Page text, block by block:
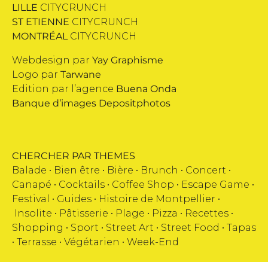
LILLE CITYCRUNCH
ST ETIENNE CITYCRUNCH
MONTRÉALCITYCRUNCH
Webdesign par Yay Graphisme
Logo par Tarwane
Edition par l’agence Buena Onda
Banque d’images Depositphotos
CHERCHER PAR THEMES
Balade • Bien être • Bière • Brunch • Concert •
Canapé • Cocktails • Coffee Shop • Escape Game •
Festival
• Guides • Histoire de Montpellier •
Insolite • Pâtisserie • Plage • Pizza • Recettes •
Shopping • Sport • Street Art • Street Food • Tapas
• Terrasse • Végétarien • Week-End